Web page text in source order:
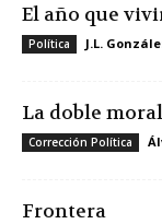
El año que
Política J.L.
La doble
Corrección Política
Frontera